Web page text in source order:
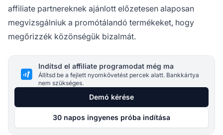
affiliate partnereknek ajánlott előzetesen alaposan
megvizsgálniuk a promótálandó termékeket, hogy
megőrizzék közönségük bizalmát.
Indítsd el affiliate programodat még ma
Állítsd be a fejlett nyomkövetést percek alatt. Bankkártya
nem szükséges.
Demó kérése
30 napos ingyenes próba indítása